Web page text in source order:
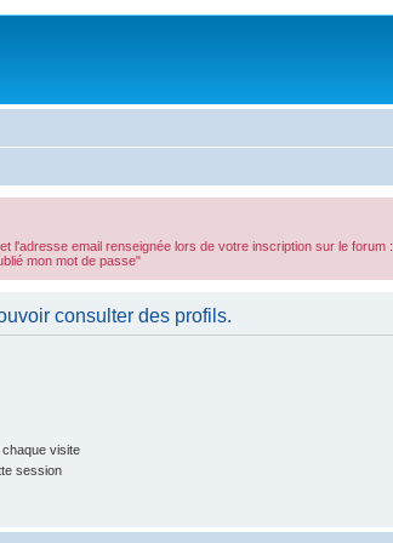
l'adresse email renseignée lors de votre inscription sur le forum :
mon mot de passe"
consulter des profils.
visite
session